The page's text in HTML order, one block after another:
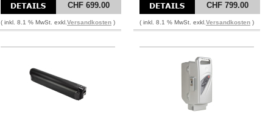
CHF 699.00
( inkl. 8.1 % MwSt. exkl. Versandkosten )
CHF 799.00
( inkl. 8.1 % MwSt. exkl. Versandkosten )